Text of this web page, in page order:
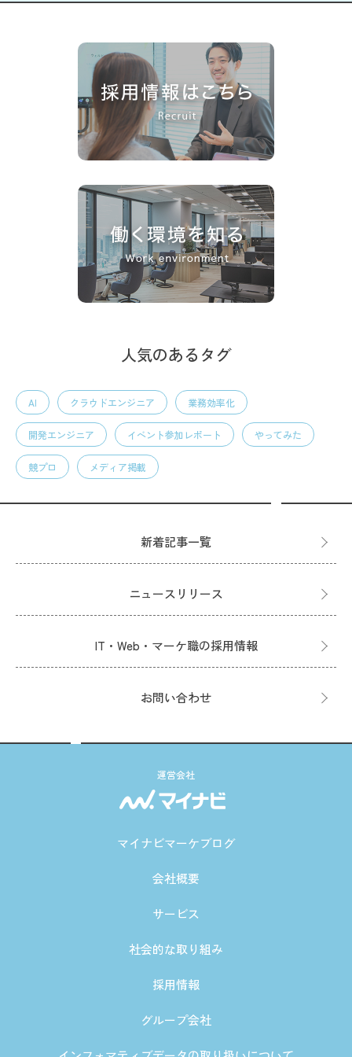
人気のあるタグ
AI クラウドエンジニア 業務効率化
開発エンジニア イベント参加レポート やってみた
競プロ メディア掲載
新着記事一覧
ニュースリリース
IT・Web・マーケ職の採用情報
お問い合わせ
運営会社
マイナビマーケブログ
会社概要
サービス
社会的な取り組み
採用情報
グループ会社